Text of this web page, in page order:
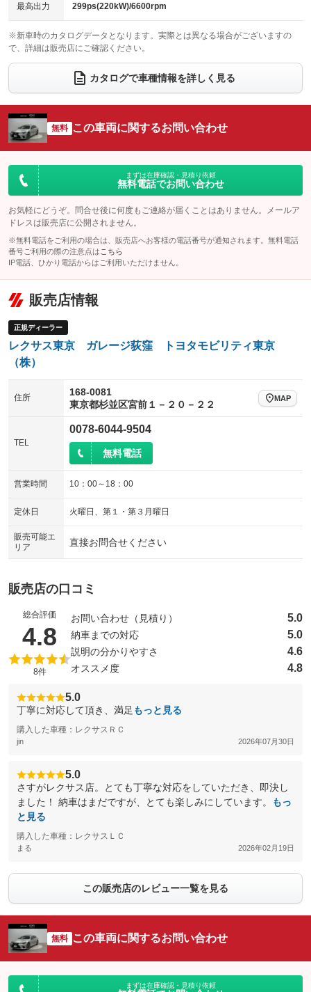
チップアップシート
：装備なし
電動格納サードシート
：装備なし シートヒーター
：装備あり
ウォークスルー
電動リアゲート フロントカメラ
：装備なし
シートエアコン
：装備あり 全周囲カメラ
：装備なし
サイドカメラ
：装備なし ルーフレール
：装備なし
エアサスペンション ヘッドライトウォッシャー
最高出力 299ps(220kW)/6600rpm
※新車時のカタログデータとなります。実際とは異なる場合がございますの
で、詳細は販売店にご確認ください。
カタログで車種情報を詳しく見る
無料 この車両に関するお問い合わせ
まずは在庫確認・見積り依頼
無料電話でお問い合わせ
お気軽にどうぞ。問合せ後に何度もご連絡が届くことはありません。メールア
ドレスは販売店に公開されません。
※無料電話をご利用の場合は、販売店へお客様の電話番号が通知されます。無料電話
番号ご利用の際の注意点は こちら
IP電話、ひかり電話からはご利用いただけません。
販売店情報
正規ディーラー
レクサス東京 ガレージ荻窪 トヨタモビリティ東京
（株）
住所
168-0081
東京都杉並区宮前１－２０－２２
MAP
TEL
0078-6044-9504
無料電話
営業時間 10：00～18：00
定休日 火曜日、第１・第３月曜日
販売可能エ
リア
直接お問合せください
販売店の口コミ
総合評価
4.8 （5点満点中）
8件
お問い合わせ（見積り） 5.0
納車までの対応 5.0
説明の分かりやすさ 4.6
オススメ度 4.8
5.0
丁寧に対応して頂き、満足 もっと見る
購入した車種：レクサスＲＣ
jin 2026年07月30日
5.0
さすがレクサス店。とても丁寧な対応をしていただき、即決し
ました！ 納車はまだですが、とても楽しみにしています。
もっ
と見る
購入した車種：レクサスＬＣ
まる 2026年02月19日
この販売店のレビュー一覧を見る
無料 この車両に関するお問い合わせ
まずは在庫確認・見積り依頼